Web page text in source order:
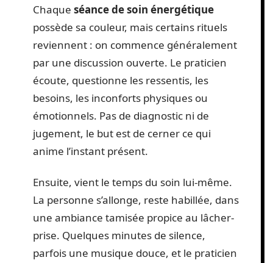
Chaque séance de soin énergétique
possède sa couleur, mais certains rituels
reviennent : on commence généralement
par une discussion ouverte. Le praticien
écoute, questionne les ressentis, les
besoins, les inconforts physiques ou
émotionnels. Pas de diagnostic ni de
jugement, le but est de cerner ce qui
anime l’instant présent.
Ensuite, vient le temps du soin lui-même.
La personne s’allonge, reste habillée, dans
une ambiance tamisée propice au lâcher-
prise. Quelques minutes de silence,
parfois une musique douce, et le praticien